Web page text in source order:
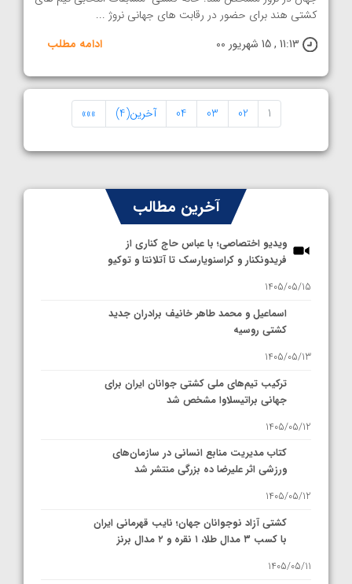
کشتی هند برای حضور در رقابت های جهانی نروژ ...
11:13 , 15 شهریور 00
ادامه مطلب
1
02
03
04 آخرین(4) »»»
آخرین مطالب
ویدیو اختصاصی؛ با عباس حاج کناری از
فریدونکنار و کراسنویارسک تا آتلانتا و توکیو
1405/05/15
اسماعیل و محمد طاهر خانیف برادران جدید
کشتی روسیه
1405/05/13
ترکیب تیم‌های ملی کشتی جوانان ایران برای
جهانی براتیسلاوا مشخص شد
1405/05/12
کتاب مدیریت منابع انسانی در سازمان‌های
ورزشی اثر علیرضا ده بزرگی منتشر شد
1405/05/12
کشتی آزاد نوجوانان جهان؛ نایب قهرمانی ایران
با کسب ۳ مدال طلا، ۱ نقره و ۲ مدال برنز
1405/05/11